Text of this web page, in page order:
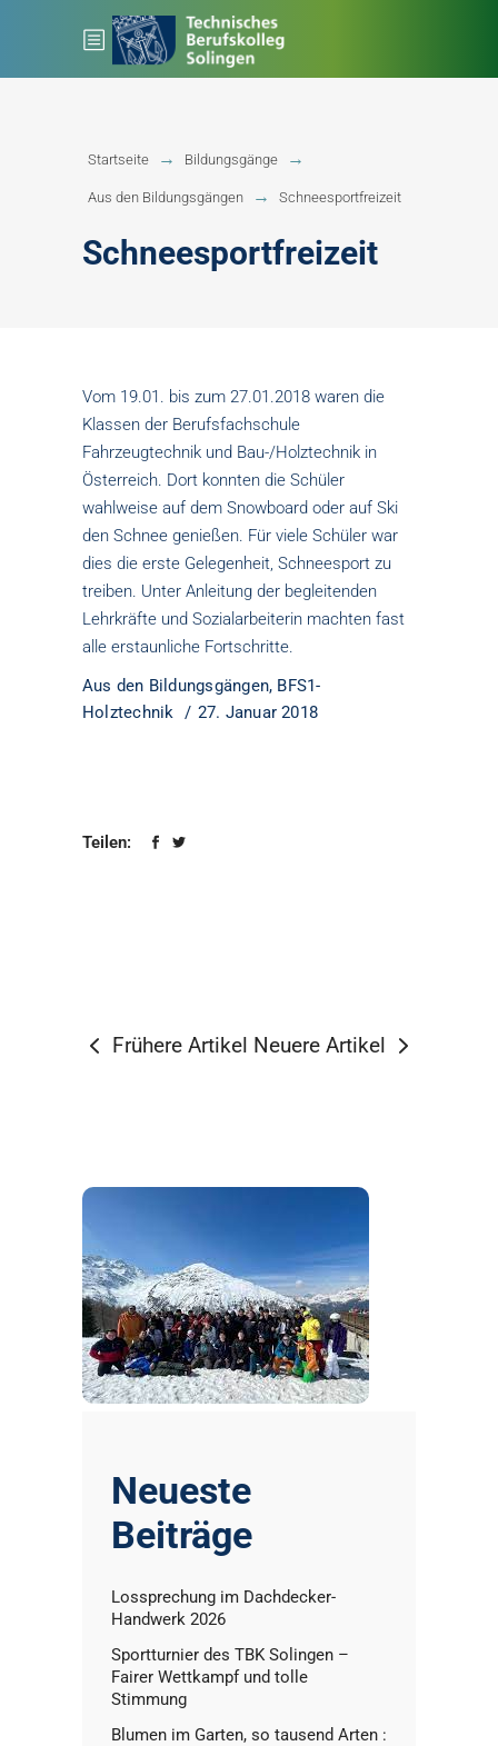
Startseite Bildungsgänge
Aus den Bildungsgängen Schneesportfreizeit
Schneesportfreizeit
Vom 19.01. bis zum 27.01.2018 waren die
Klassen der Berufsfachschule
Fahrzeugtechnik und Bau-/Holztechnik in
Österreich. Dort konnten die Schüler
wahlweise auf dem Snowboard oder auf Ski
den Schnee genießen. Für viele Schüler war
dies die erste Gelegenheit, Schneesport zu
treiben. Unter Anleitung der begleitenden
Lehrkräfte und Sozialarbeiterin machten fast
alle erstaunliche Fortschritte.
Aus den Bildungsgängen, BFS1-
Holztechnik
27. Januar 2018
Teilen:
Frühere Artikel Neuere Artikel
Neueste
Beiträge
Lossprechung im Dachdecker-
Handwerk 2026
Sportturnier des TBK Solingen –
Fairer Wettkampf und tolle
Stimmung
Blumen im Garten, so tausend Arten :